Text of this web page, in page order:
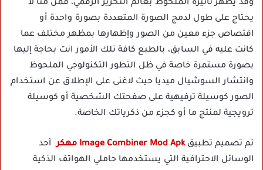
وقد يظهر تأثيره الملحوظ بعالم التحرير الرقمي، فمن منا لا
يحتاج على طول لدمج الصورة المتعددة بصورة واحدة أو
اقتصاص جزء معين من الصور وإظهارها بمظهر مختلف عما
كانت عليه في السابق، بالطبع كافة تلك الأمور انت بحاجة إليها
بصورة مستمرة خاصة في ظل التطور التكنولوجي الملحوظ
وانتشار السوشيال ميديا حيث لاغنى على الإطلاق عن استخدام
الصور كوسيلة ترفيهية على صفحتك الشخصية أو كوسيلة
ترويجية لمنتج ما أو كجزء من ذكرياتك الخاصة.
تم تصميم تطبيقImage Combiner Mod Apk مهكر
أحد
الوسائل الاحترافية التي يستخدمها حاملي الهواتف الذكية